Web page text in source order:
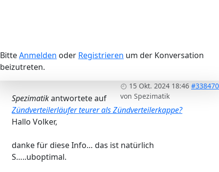
BitteAnmelden oder Registrieren um der Konversation
beizutreten.
15 Okt. 2024 18:46 #338470
von Spezimatik
Spezimatikantwortete auf
Zündverteilerläufer teurer als Zündverteilerkappe?
Hallo Volker,
danke für diese Info… das ist natürlich
S…..uboptimal.